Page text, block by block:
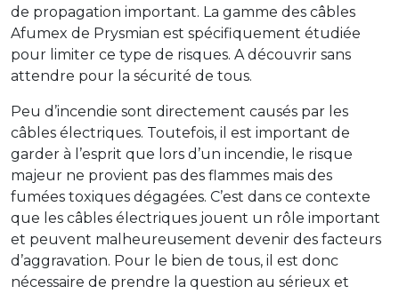
de propagation important. La gamme des câbles
Afumex de Prysmian est spécifiquement étudiée
pour limiter ce type de risques. A découvrir sans
attendre pour la sécurité de tous.
Peu d’incendie sont directement causés par les
câbles électriques. Toutefois, il est important de
garder à l’esprit que lors d’un incendie, le risque
majeur ne provient pas des flammes mais des
fumées toxiques dégagées. C’est dans ce contexte
que les câbles électriques jouent un rôle important
et peuvent malheureusement devenir des facteurs
d’aggravation. Pour le bien de tous, il est donc
nécessaire de prendre la question au sérieux et